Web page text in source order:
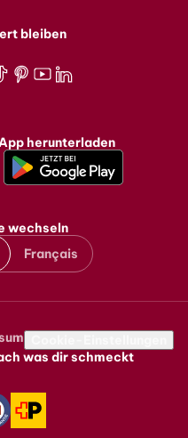
bleiben
herunterladen
wechseln
Français
was dir schmeckt